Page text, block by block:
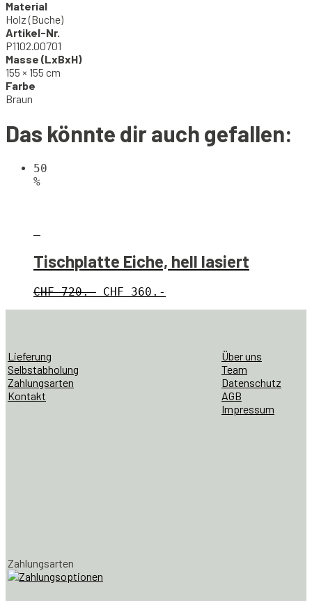
Material
Holz (Buche)
Artikel-Nr.
P1102.00701
Masse (LxBxH)
155 × 155 cm
Farbe
Braun
Das könnte dir auch gefallen:
50
%
Tischplatte Eiche, hell lasiert
CHF 720.- CHF 360.-
Lieferung
Selbstabholung
Zahlungsarten
Kontakt
Über uns
Team
Datenschutz
AGB
Impressum
Zahlungsarten